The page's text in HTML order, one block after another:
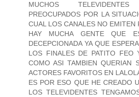
MUCHOS
PREOCUPADOS POR LA
CUAL LOS CANALES NO EMITEN
HAY MUCHA GENTE QUE
DECEPCIONADA YA QUE
LOS FINALES DE PATITO FEO
COMO ASI TAMBIEN QUERIAN
ACTORES FAVORITOS EN
ES POR ESO QUE HE CREADO
LOS TELEVIDENTES